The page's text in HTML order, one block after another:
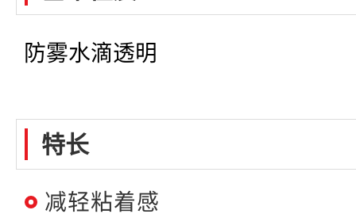
防雾水滴透明
特长
减轻粘着感